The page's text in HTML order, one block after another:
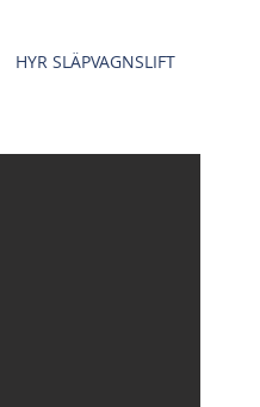
HYR SLÄPVAGNSLIFT